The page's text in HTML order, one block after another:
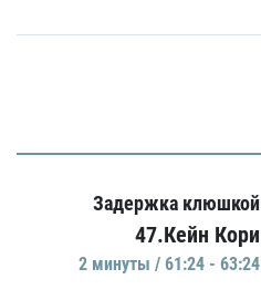
Задержка клюшкой
47.Кейн Кори
2 минуты / 61:24 - 63:24